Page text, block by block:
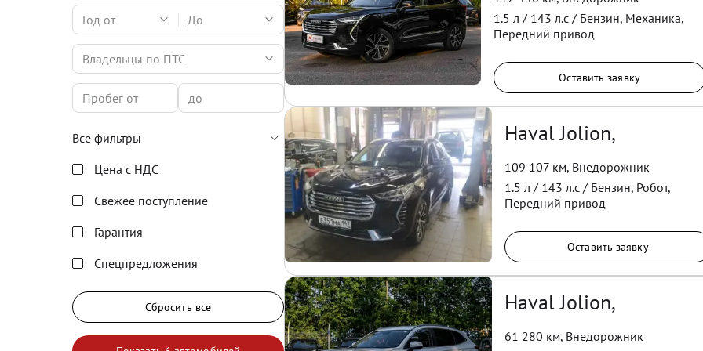
Год от До
Владельцы по ПТС
Все фильтры
Цена с НДС
Свежее поступление
Гарантия
Спецпредложения
Сбросить все
1.5 л / 143 л.с / Бензин, Механика,
Передний привод
Оставить заявку
Haval Jolion,
109 107 км, Внедорожник
1.5 л / 143 л.с / Бензин, Робот,
Передний привод
Оставить заявку
Haval Jolion,
61 280 км, Внедорожник